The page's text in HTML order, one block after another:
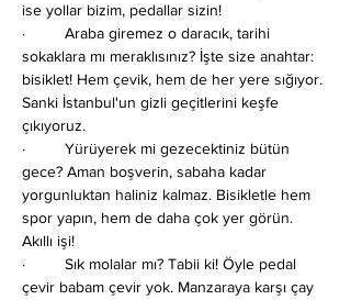
ise yollar bizim, pedallar sizin!
·         Araba giremez o daracık, tarihi
sokaklara mı meraklısınız? İşte size anahtar:
bisiklet! Hem çevik, hem de her yere sığıyor.
Sanki İstanbul'un gizli geçitlerini keşfe
çıkıyoruz.
·         Yürüyerek mi gezecektiniz bütün
gece? Aman boşverin, sabaha kadar
yorgunluktan haliniz kalmaz. Bisikletle hem
spor yapın, hem de daha çok yer görün.
Akıllı işi!
·         Sık molalar mı? Tabii ki! Öyle pedal
çevir babam çevir yok. Manzaraya karşı çay